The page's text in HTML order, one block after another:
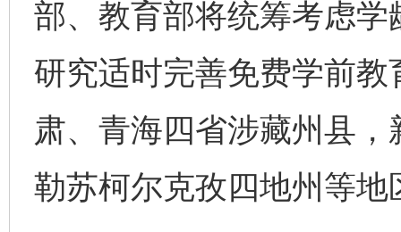
部、教育部将统筹考虑
研究适时完善免费学前
肃、青海四省涉藏州县
勒苏柯尔克孜四地州等